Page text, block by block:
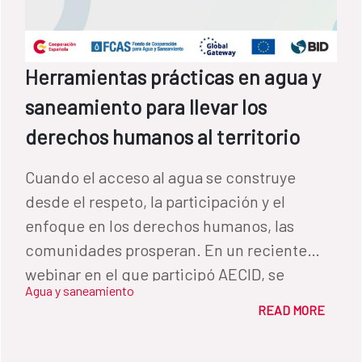
reconocido por los actores como una buena
práctica, con el fin de incorporarlo al nuevo
programa. LECCIONES APRENDIDAS Entre
las lecciones aprendidas que más se
destacaron durante la jornada cabe
mencionar tres: a) la importancia de alinear
municipales; b) la necesidad de trabajar de
forma coordinada entre el área social y el
área técnica del programa y c) la relevancia
de cuidar y fomentar desde el inicio la
participación social de la población. En este
sentido, los participantes señalaron como
Herramientas prácticas en agua y
saneamiento para llevar los
derechos humanos al territorio
Cuando el acceso al agua se construye
desde el respeto, la participación y el
enfoque en los derechos humanos, las
comunidades prosperan. En un reciente
webinar en el que participó AECID, se
compartieron herramientas prácticas y
Agua y saneamiento
READ MORE